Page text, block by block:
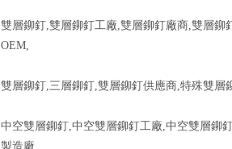
雙層鉚釘,雙層鉚釘工廠,雙層鉚釘廠商,雙層鉚
OEM,
雙層鉚釘,三層鉚釘,雙層鉚釘供應商,特殊雙層
中空雙層鉚釘,中空雙層鉚釘工廠,中空雙層鉚
製造廠,